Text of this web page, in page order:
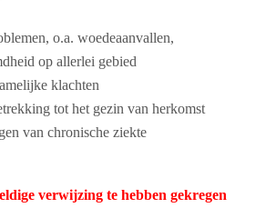
o.a. woedeaanvallen,
op allerlei gebied
klachten
tot het gezin van herkomst
van chronische ziekte
verwijzing te hebben gekregen